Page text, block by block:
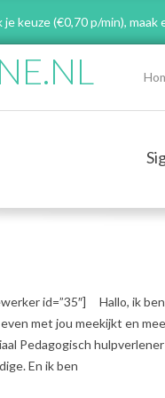
keuze (€0,70 p/min), maak
Menu
id=”35″] Hallo, ik
met jou meekijkt en
Pedagogisch
En ik ben